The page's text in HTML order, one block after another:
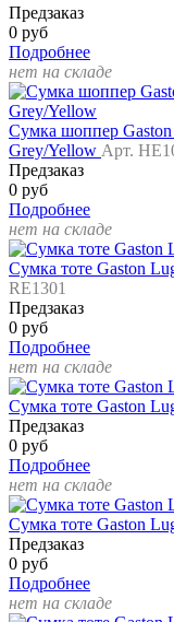
Предзаказ
0 руб
Подробнее
нет на складе
Сумка шоппер Gaston
Grey/Yellow Арт.
Предзаказ
0 руб
Подробнее
нет на складе
Сумка тоте Gaston
RE1301
Предзаказ
0 руб
Подробнее
нет на складе
Сумка тоте Gaston
Предзаказ
0 руб
Подробнее
нет на складе
Сумка тоте Gaston
Предзаказ
0 руб
Подробнее
нет на складе